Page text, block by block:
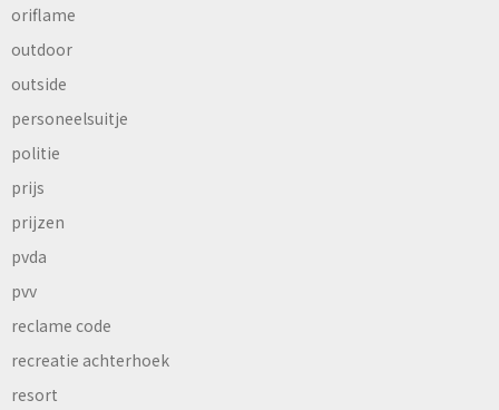
oriflame
outdoor
outside
personeelsuitje
politie
prijs
prijzen
pvda
pvv
reclame code
recreatie achterhoek
resort